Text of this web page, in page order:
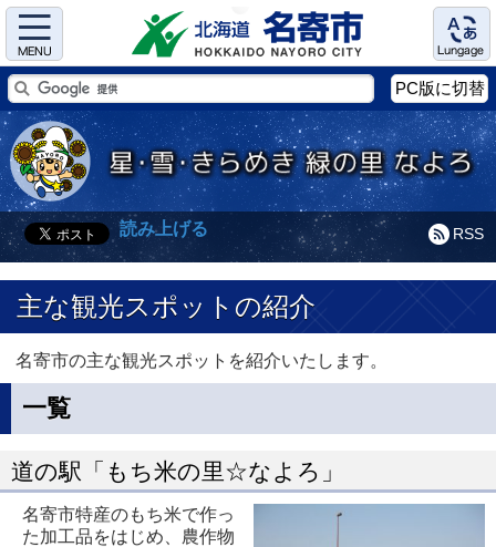
Menu Language
PC版に切替
RSS
読み上げる
主な観光スポットの紹介
名寄市の主な観光スポットを紹介いたします。
一覧
道の駅「もち米の里☆なよろ」
名寄市特産のもち米で作っ
た加工品をはじめ、農作物